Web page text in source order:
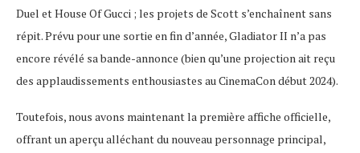
Duel et House Of Gucci ; les projets de Scott s’enchaînent sans
répit. Prévu pour une sortie en fin d’année, Gladiator II n’a pas
encore révélé sa bande-annonce (bien qu’une projection ait reçu
des applaudissements enthousiastes au CinemaCon début 2024).
Toutefois, nous avons maintenant la première affiche officielle,
offrant un aperçu alléchant du nouveau personnage principal,